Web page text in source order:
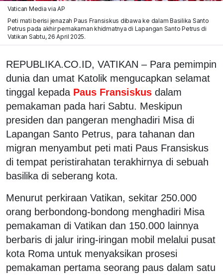
Vatican Media via AP
Peti mati berisi jenazah Paus Fransiskus dibawa ke dalam Basilika Santo
Petrus pada akhir pemakaman khidmatnya di Lapangan Santo Petrus di
Vatikan Sabtu, 26 April 2025.
REPUBLIKA.CO.ID, VATIKAN – Para pemimpin
dunia dan umat Katolik mengucapkan selamat
tinggal kepada Paus Fransiskus dalam
pemakaman pada hari Sabtu. Meskipun
presiden dan pangeran menghadiri Misa di
Lapangan Santo Petrus, para tahanan dan
migran menyambut peti mati Paus Fransiskus
di tempat peristirahatan terakhirnya di sebuah
basilika di seberang kota.
Menurut perkiraan Vatikan, sekitar 250.000
orang berbondong-bondong menghadiri Misa
pemakaman di Vatikan dan 150.000 lainnya
berbaris di jalur iring-iringan mobil melalui pusat
kota Roma untuk menyaksikan prosesi
pemakaman pertama seorang paus dalam satu